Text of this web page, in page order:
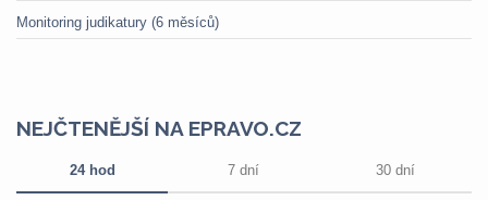
Monitoring judikatury (6 měsíců)
NEJČTENĚJŠÍ NA EPRAVO.CZ
24 hod 7 dní 30 dní